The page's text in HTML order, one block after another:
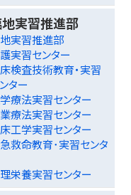
実習推進部
実習推進部
実習センター
検査技術教育・実習
ター
療法実習センター
療法実習センター
工学実習センター
救命教育･実習センタ
栄養実習センター